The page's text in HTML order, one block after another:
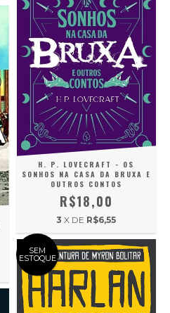
H. P. LOVECRAFT - OS
SONHOS NA CASA DA BRUXA E
OUTROS CONTOS
R$18,00
3 X DE R$6,55
SEM
ESTOQUE